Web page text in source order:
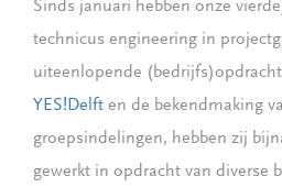
Sinds januari hebben onze
technicus engineering in
uiteenlopende
YES!Delft en de bekendmaking
groepsindelingen, hebben zij
gewerkt in opdracht van diverse